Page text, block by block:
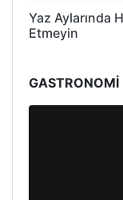
Yaz Aylarında
Etmeyin